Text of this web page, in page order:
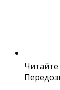
Читайте